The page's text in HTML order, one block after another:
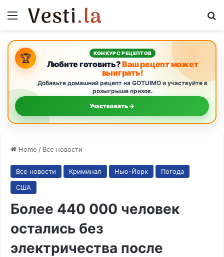
Menu
🏆 КОНКУРС РЕЦЕПТОВ
Любите готовить?Ваш рецепт может
выиграть!
Добавьте домашний рецепт на GOTUIMO и участвуйте в
розыгрыше призов.
Участвовать →
Home / Все новости
Все новости Криминал Нью-Йорк
Погода
США
Более 440 000 человек
остались без
электричества после